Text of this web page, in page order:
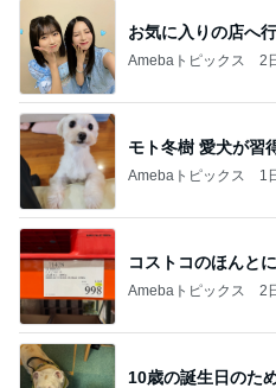
お気に入りの店へ
Amebaトピックス 2
モト冬樹 愛犬が習
Amebaトピックス 1
コストコのほんと
Amebaトピックス 2
10歳の誕生日のた